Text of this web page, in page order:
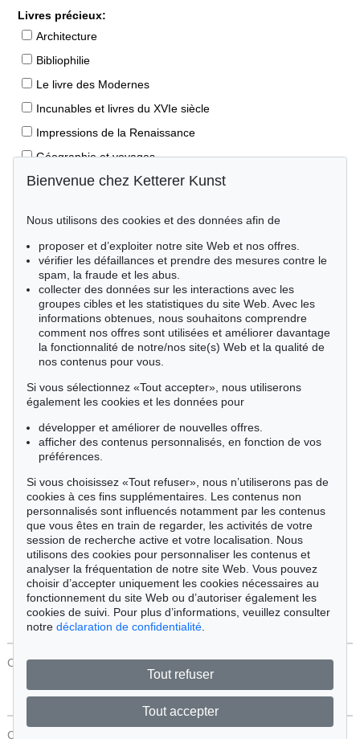
Livres précieux:
Architecture
Bibliophilie
Le livre des Modernes
Incunables et livres du XVIe siècle
Impressions de la Renaissance
Géographie et voyages
Éditions princeps
Livres pour enfants
Style de vie
Événements clés des sciences naturelles
Littérature mondiale
Littérature économique
Cimélie
Trier par:
Tous les objets
Offres actuelles
Objets vendus
Chercher
CONTACT Protection Des Données
CONTACT
Bienvenue chez Ketterer Kunst
Nous utilisons des cookies et des données afin de
proposer et d’exploiter notre site Web et nos offres.
vérifier les défaillances et prendre des mesures contre le
spam, la fraude et les abus.
collecter des données sur les interactions avec les
groupes cibles et les statistiques du site Web. Avec les
informations obtenues, nous souhaitons comprendre
comment nos offres sont utilisées et améliorer davantage
la fonctionnalité de notre/nos site(s) Web et la qualité de
nos contenus pour vous.
Si vous sélectionnez «Tout accepter», nous utiliserons
également les cookies et les données pour
développer et améliorer de nouvelles offres.
afficher des contenus personnalisés, en fonction de vos
préférences.
Si vous choisissez «Tout refuser», nous n’utiliserons pas de
cookies à ces fins supplémentaires. Les contenus non
personnalisés sont influencés notamment par les contenus
que vous êtes en train de regarder, les activités de votre
session de recherche active et votre localisation. Nous
utilisons des cookies pour personnaliser les contenus et
analyser la fréquentation de notre site Web. Vous pouvez
choisir d’accepter uniquement les cookies nécessaires au
fonctionnement du site Web ou d’autoriser également les
cookies de suivi. Pour plus d’informations, veuillez consulter
notre déclaration de confidentialité
Tout refuser
Tout accepter